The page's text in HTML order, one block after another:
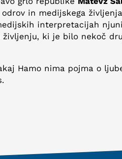
in medijskega
interpretacijah
ki je bilo nekoč
Hamo nima pojma o